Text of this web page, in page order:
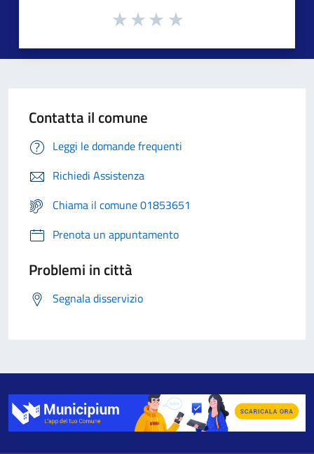
Contatta il comune
Leggi le domande frequenti
Richiedi Assistenza
Chiama il comune 01853651
Prenota un appuntamento
Problemi in città
Segnala disservizio